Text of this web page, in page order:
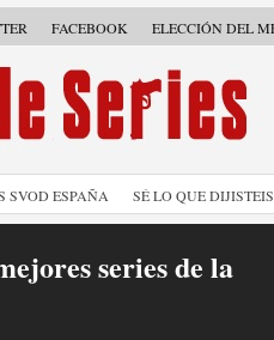
FACEBOOK ELECCIÓN DEL
SVOD ESPAÑA SÉ LO QUE DIJISTEIS
series de la